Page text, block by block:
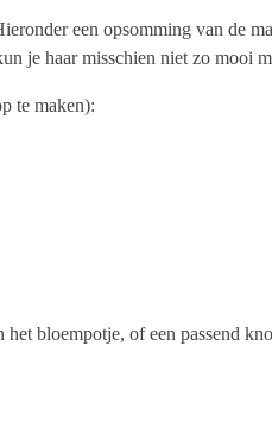
een opsomming van de
je haar misschien niet zo mooi
te maken):
bloempotje, of een passend